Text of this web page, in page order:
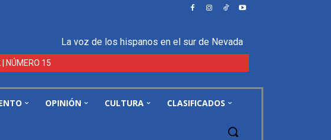
La voz de los hispanos en el sur de Nevada
NÚMERO 15
OPINIÓN CULTURA CLASIFICADOS